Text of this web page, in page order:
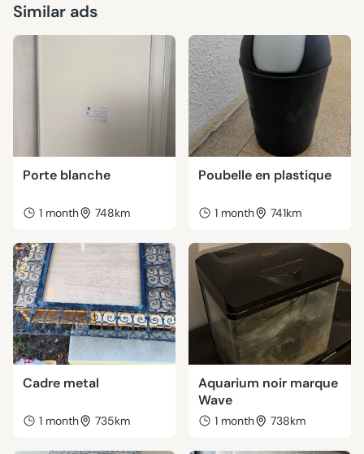
Similar ads
Porte blanche
1 month 748km
Poubelle en plastique
1 month 741km
Cadre metal
1 month 735km
Aquarium noir marque
Wave
1 month 738km